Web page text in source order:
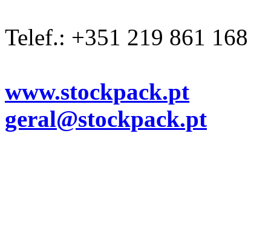
Telef.: +351 219 861 168
www.stockpack.pt
geral@stockpack.pt